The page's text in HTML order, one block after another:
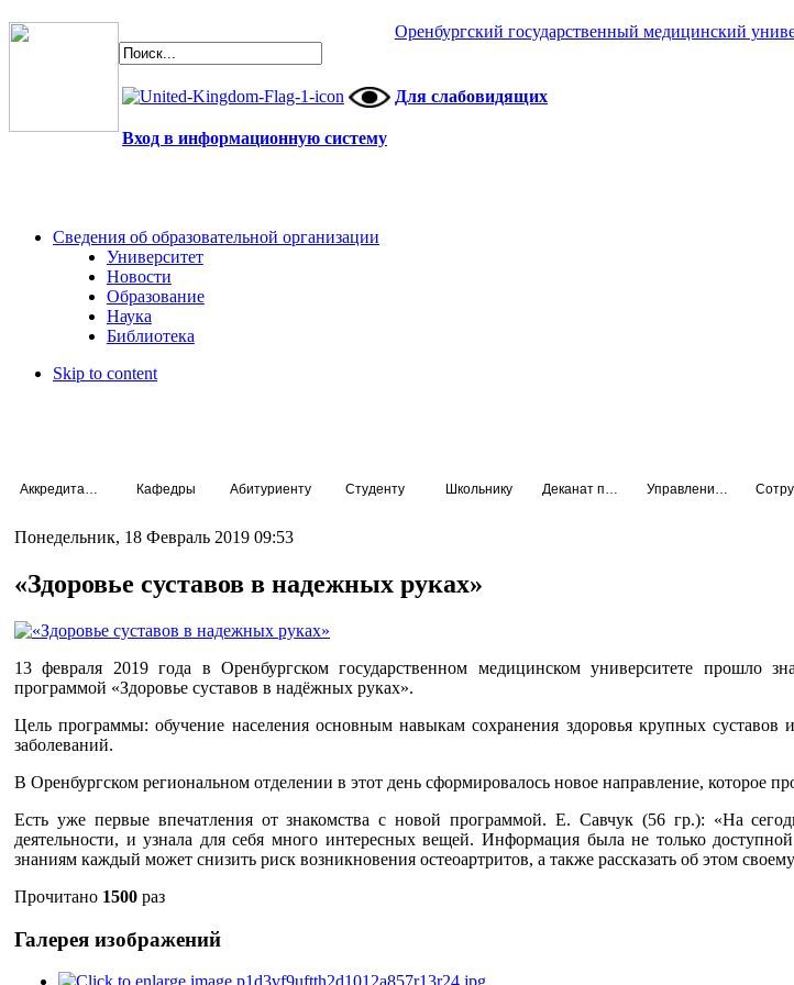
Оренбургский государственный медицинский
Для слабовидящих
Вход в информационную систему
Сведения об образовательной организации
Университет
Новости
Образование
Наука
Библиотека
Skip to content
Кафедры Абитуриенту Студенту Школьнику
Понедельник, 18 Февраль 2019 09:53
«Здоровье суставов в надежных руках»
13 февраля 2019 года в Оренбургском государственном медицинском университете прошло
программой «Здоровье суставов в надёжных руках».
Цель программы: обучение населения основным навыкам сохранения здоровья крупных суставов
заболеваний.
В Оренбургском региональном отделении в этот день сформировалось новое направление, которое
Есть уже первые впечатления от знакомства с новой программой. Е. Савчук (56 гр.): «На
деятельности, и узнала для себя много интересных вещей. Информация была не только
знаниям каждый может снизить риск возникновения остеоартритов, а также рассказать об этом
Прочитано 1500 раз
Галерея изображений